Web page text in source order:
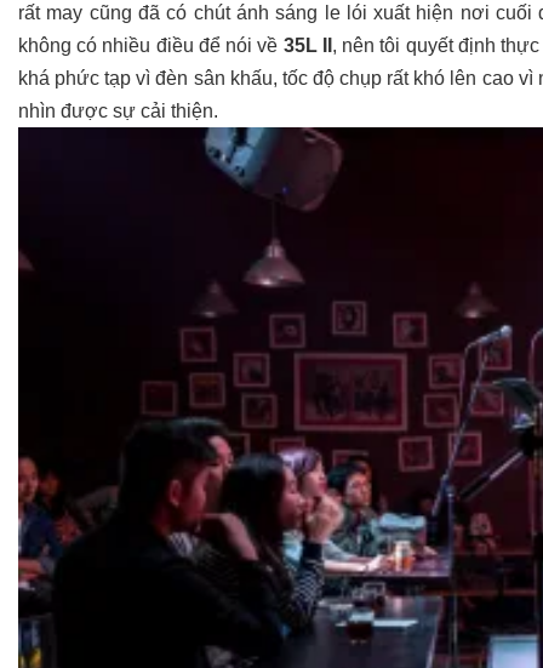
rất may cũng đã có chút ánh sáng le lói xuất hiện nơi
không có nhiều điều để nói về 35L II , nên tôi quyết định
khá phức tạp vì đèn sân khấu, tốc độ chụp rất khó lên cao
nhìn được sự cải thiện.